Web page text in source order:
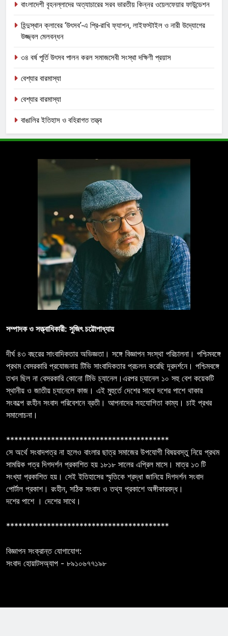
বাংলাদেশী বৃহনল্লাদের অত্যাচারের সরব ভারতীয় কিন্নর ওয়েলফেয়ার ফাউন্ডেশন
হিন্দুস্থান ক্লাবের ‘উৎসব’-এ প্রি-রাখি ফ্যাশন, লাইফস্টাইল ও নারী উদ্যোগের
উজ্জ্বল মেলবন্ধন
৩৪ বর্ষ পূর্তি উৎসব পালন করল সমাজসেবী সংস্থা দক্ষিণী প্রয়াস
বেশ্যার বারমাস্যা
বেশ্যার বারমাস্যা
বাঙালির ইতিহাস ও বহিরাগত তত্ত্ব
সম্পাদক ও সত্ত্বাধিকারী: সুজিৎ চট্টোপাধ্যায়
দীর্ঘ ৪৩ বছরের সাংবাদিকতার অভিজ্ঞতা। সঙ্গে বিজ্ঞাপন সংস্থা পরিচালনা। পশ্চিমবঙ্গে
প্রথম বেসরকারি প্রযোজনায় টিভি সাংবাদিকতার প্রচলন করেছি দূরদর্শনে। পশ্চিমবঙ্গে
তখন ছিল না বেসরকারি কোনো টিভি চ্যানেল।এরপর চ্যানেল ১০ সহু বেশ কয়েকটি
স্থানীয় ও জাতীয় চ্যানেলে কাজ। এই মুহুর্তে দেশের সাথে দশের পাশে থাকার
সংকল্পে রংহীন সংবাদ পরিবেশনে ব্রতী। আপনাদের সহযোগিতা কাম্য। চাই প্রখর
সমালোচনা।
****************************************
সে অর্থে সংবাদপত্র না হলেও বাংলার ছাত্র সমাজের উপযোগী বিষয়বস্তু নিয়ে প্রথম
সাময়িক পত্র দিগদর্শন প্রকাশিত হয় ১৮১৮ সালের এপ্রিল মাসে। মাত্র ১৩ টি
সংখ্যা প্রকাশিত হয়। সেই ইতিহাসের স্মৃতিকে শ্রদ্ধা জানিয়ে দিগদর্শন সংবাদ
পোর্টাল প্রকাশ। রংহীন, সঠিক সংবাদ ও তথ্য প্রকাশে অঙ্গীকারবদ্ধ।
দশের পাশে । দেশের সাথে।
****************************************
বিজ্ঞাপন সংক্রান্ত যোগাযোগ:
সংবাদ হোয়াটসঅ্যাপ - ৮৯১০৬৭৭১৯৮